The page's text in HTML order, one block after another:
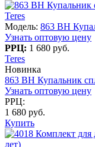
Teres
Модель: 863 BH
Узнать оптовую цену
РРЦ: 1 680 руб.
Teres
Новинка
863 BH Купальник
Узнать оптовую цену
РРЦ:
1 680 руб.
Купить